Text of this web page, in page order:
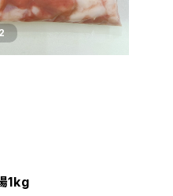
1kg